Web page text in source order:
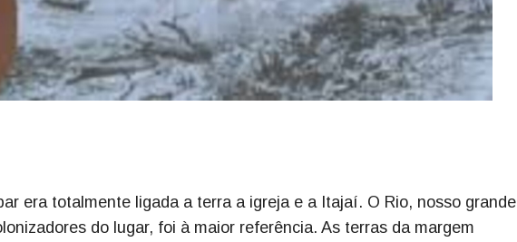
era totalmente ligada a terra a igreja e a Itajaí. O Rio, nosso grande
do lugar, foi à maior referência. As terras da margem